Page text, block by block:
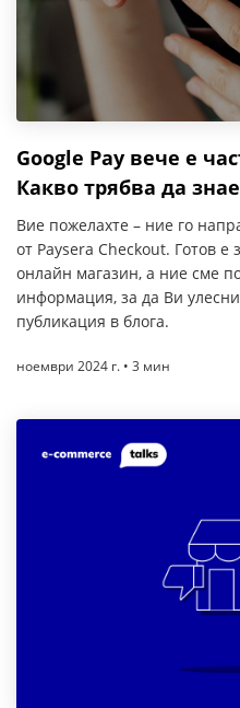
Google Pay вече е
Какво трябва да
Вие пожелахте – ние го
от Paysera Checkout. Готов
онлайн магазин, а ние сме
информация, за да Ви
публикация в блога.
ноември 2024 г. • 3 мин